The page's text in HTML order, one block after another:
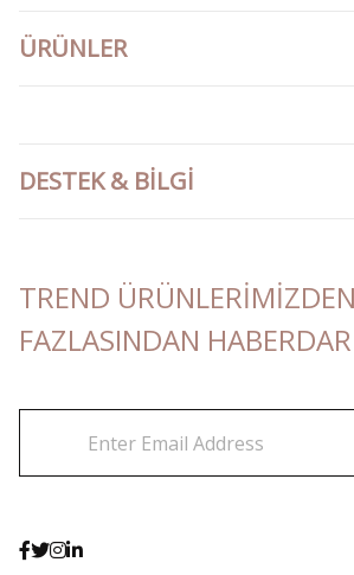
ÜRÜNLER
DESTEK & BILGI
TREND
FAZLASINDAN